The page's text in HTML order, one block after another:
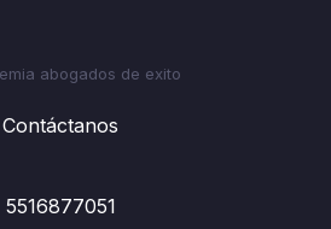
Contáctanos
5516877051